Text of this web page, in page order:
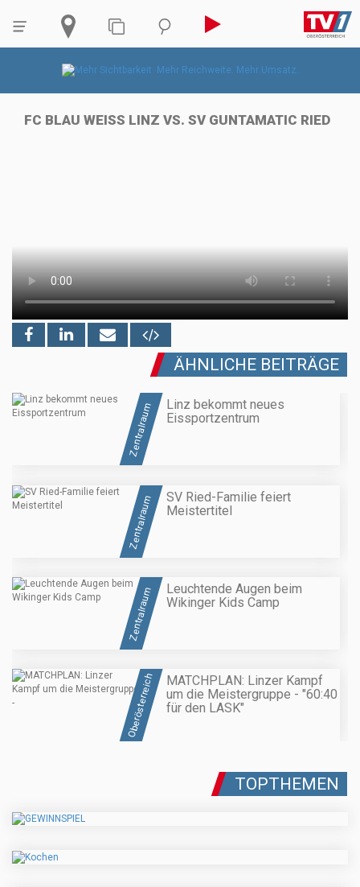
FC BLAU WEISS LINZ VS. SV GUNTAMATIC RIED
ÄHNLICHE BEITRÄGE
Zentralraum
Linz bekommt neues
Eissportzentrum
Zentralraum
SV Ried-Familie feiert
Meistertitel
Zentralraum
Leuchtende Augen beim
Wikinger Kids Camp
Oberösterreich
MATCHPLAN: Linzer Kampf
um die Meistergruppe - "60:40
für den LASK"
TOPTHEMEN